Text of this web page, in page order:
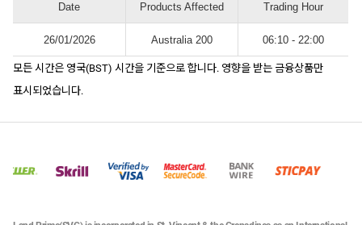
Date Products Affected Trading Hour
26/01/2026 Australia 200 06:10 - 22:00
모든 시간은 영국(BST) 시간을 기준으로 합니다. 영향을 받는 금융상품만
표시되었습니다.